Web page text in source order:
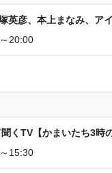
英彦、本上まなみ、ア
20:00
くTV【かまいたち3時
15:30